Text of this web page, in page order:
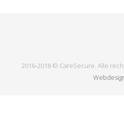
2016-2018 © CareSecure. Alle